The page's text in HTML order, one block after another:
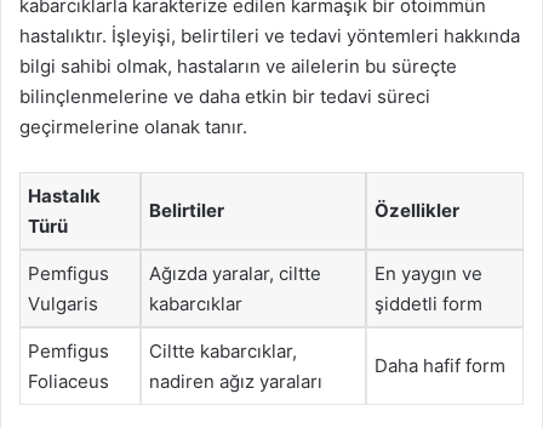
kabarcıklarla karakterize edilen karmaşık bir otoimmün
hastalıktır. İşleyişi, belirtileri ve tedavi yöntemleri hakkında
bilgi sahibi olmak, hastaların ve ailelerin bu süreçte
bilinçlenmelerine ve daha etkin bir tedavi süreci
geçirmelerine olanak tanır.
Hastalık
Türü
Belirtiler Özellikler
Pemfigus
Vulgaris
Ağızda yaralar, ciltte
kabarcıklar
En yaygın ve
şiddetli form
Pemfigus
Foliaceus
Ciltte kabarcıklar,
nadiren ağız yaraları
Daha hafif form